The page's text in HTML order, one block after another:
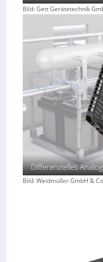
Bild: Gett Gerätetechnik
Differenzielles
Bild: Weidmüller GmbH &